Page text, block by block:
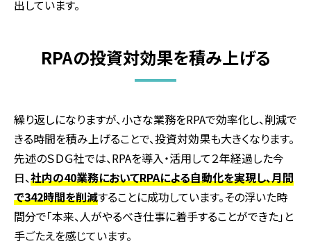
出しています。
RPAの投資対効果を積み上げる
繰り返しになりますが、小さな業務をRPAで効率化し、削減で
きる時間を積み上げることで、投資対効果も大きくなります。
先述のＳＤＧ社では、RPAを導入・活用して２年経過した今
日、社内の40業務においてRPAによる自動化を実現し、月間
で342時間を削減することに成功しています。その浮いた時
間分で「本来、人がやるべき仕事に着手することができた」と
手ごたえを感じています。